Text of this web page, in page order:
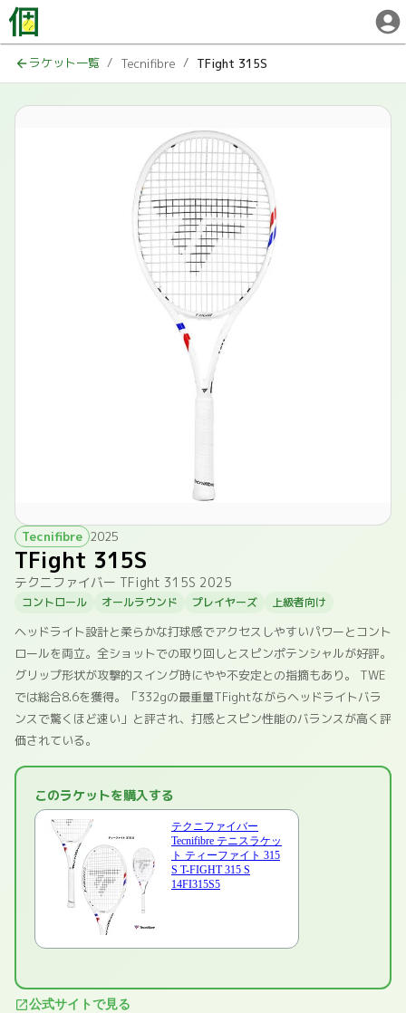
ラケット一覧 / Tecnifibre / TFight 315S
Tecnifibre 2025
TFight 315S
テクニファイバー TFight 315S 2025
コントロール オールラウンド プレイヤーズ 上級者向け
ヘッドライト設計と柔らかな打球感でアクセスしやすいパワーとコント
ロールを両立。全ショットでの取り回しとスピンポテンシャルが好評。
グリップ形状が攻撃的スイング時にやや不安定との指摘もあり。 TWE
では総合8.6を獲得。「332gの最重量TFightながらヘッドライトバラ
ンスで驚くほど速い」と評され、打感とスピン性能のバランスが高く評
価されている。
このラケットを購入する
テクニファイバー
Tecnifibre テニスラケッ
ト ティーファイト 315
S T-FIGHT 315 S
14FI315S5
公式サイトで見る